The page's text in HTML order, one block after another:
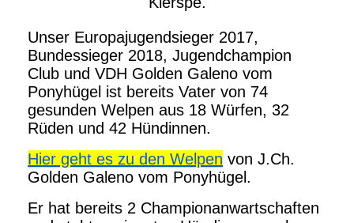
Unser Europajugendsieger 2017,
Bundessieger 2018, Jugendchampion
Club und VDH Golden Galeno vom
Ponyhügel ist bereits Vater von 74
gesunden Welpen aus 18 Würfen, 32
Rüden und 42 Hündinnen.
Hier geht es zu den Welpen von J.Ch.
Golden Galeno vom Ponyhügel.
Er hat bereits 2 Championanwartschaften